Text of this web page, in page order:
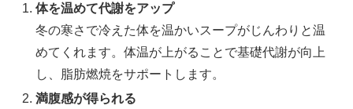
体を温めて代謝をアップ
冬の寒さで冷えた体を温かいスープがじんわりと温
めてくれます。体温が上がることで基礎代謝が向上
し、脂肪燃焼をサポートします。
満腹感が得られる